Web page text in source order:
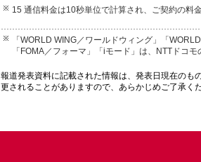
15 通信料金は10秒単位で計算され、ご契約の料
「WORLD WING／ワールドウィング」「
「FOMA／フォーマ」「iモード」は、NTTドコ
報道発表資料に記載された情報は、発表日現在のも
更されることがありますので、あらかじめご了承く